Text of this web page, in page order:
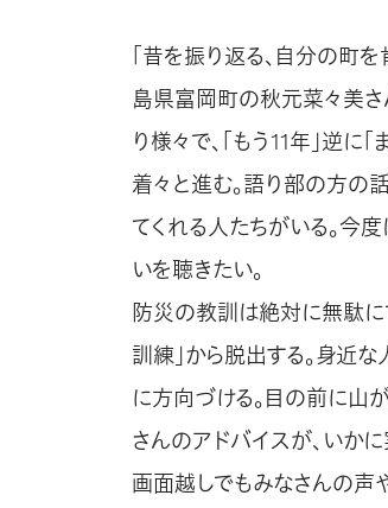
「昔を振り返る、自分の町
島県富岡町の秋元菜々美さ
り様々で、「もう11年」逆に
着々と進む。語り部の方の
てくれる人たちがいる。今
いを聴きたい。
防災の教訓は絶対に無駄に
訓練」から脱出する。身近
に方向づける。目の前に山
さんのアドバイスが、いか
画面越しでもみなさんの声